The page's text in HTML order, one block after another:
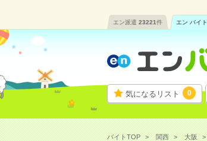
エン派遣 23221件 エン バイト
気になるリスト 0
バイトTOP 関西 大阪